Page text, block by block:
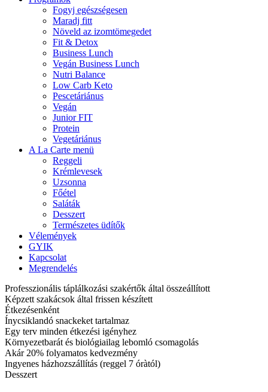
Fogyj egészségesen
Maradj fitt
Növeld az izomtömegedet
Fit & Detox
Business Lunch
Vegán Business Lunch
Nutri Balance
Low Carb Keto
Pescetáriánus
Vegán
Junior FIT
Protein
Vegetáriánus
A La Carte menü
Reggeli
Krémlevesek
Uzsonna
Főétel
Saláták
Desszert
Természetes üdítők
Vélemények
GYIK
Kapcsolat
Megrendelés
Professzionális táplálkozási szakértők által összeállított
Képzett szakácsok által frissen készített
Étkezésenként
Ínycsiklandó snackeket tartalmaz
Egy terv minden étkezési igényhez
Környezetbarát és biológiailag lebomló csomagolás
Akár 20% folyamatos kedvezmény
Ingyenes házhozszállítás (reggel 7 óràtól)
Desszert